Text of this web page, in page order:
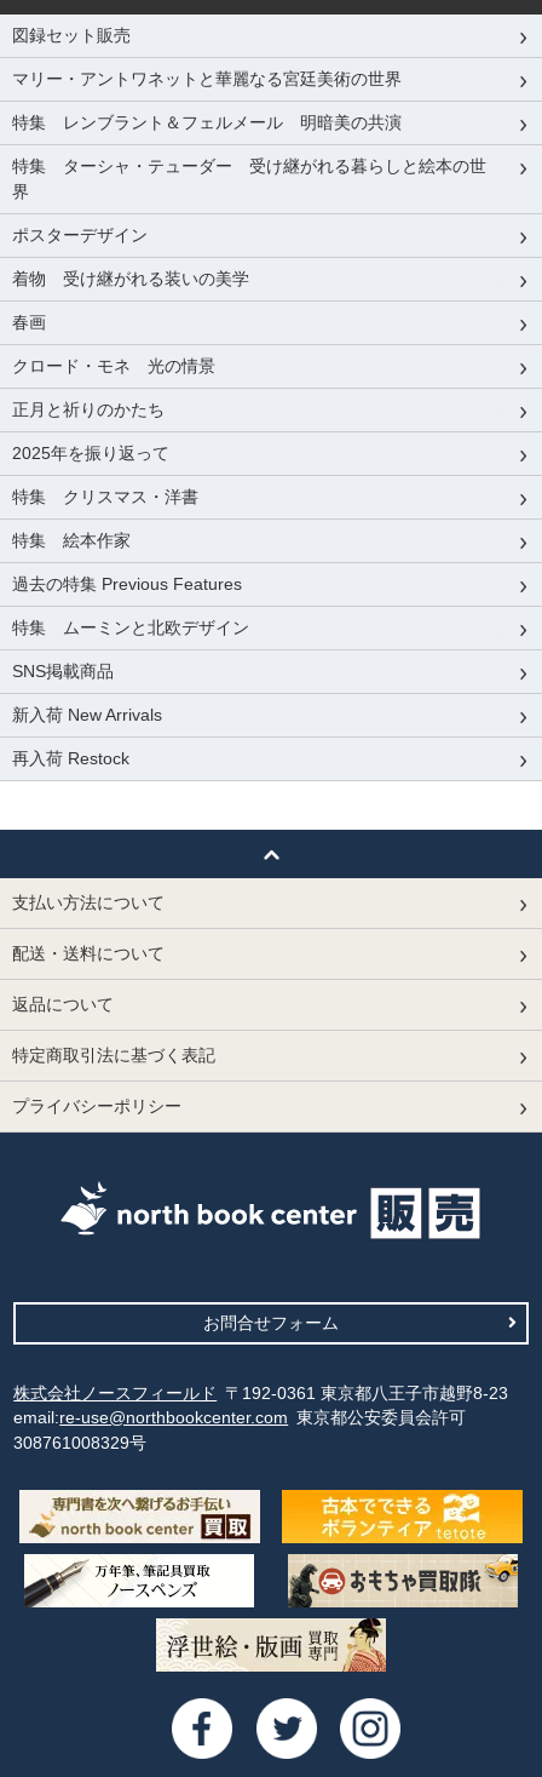
図録セット販売
マリー・アントワネットと華麗なる宮廷美術の世界
特集 レンブラント＆フェルメール 明暗美の共演
特集 ターシャ・テューダー 受け継がれる暮らしと絵本の世
界
ポスターデザイン
着物 受け継がれる装いの美学
春画
クロード・モネ 光の情景
正月と祈りのかたち
2025年を振り返って
特集 クリスマス・洋書
特集 絵本作家
過去の特集 Previous Features
特集 ムーミンと北欧デザイン
SNS掲載商品
新入荷 New Arrivals
再入荷 Restock
支払い方法について
配送・送料について
返品について
特定商取引法に基づく表記
プライバシーポリシー
お問合せフォーム
株式会社ノースフィールド
〒192-0361 東京都八王子市越野8-23
email:re-use@northbookcenter.com 東京都公安委員会許可
308761008329号